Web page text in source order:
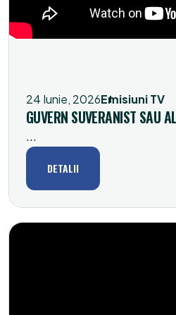
24 Iunie, 2026Emisiuni TV
GUVERN SUVERANIST SAU
...
DETALII